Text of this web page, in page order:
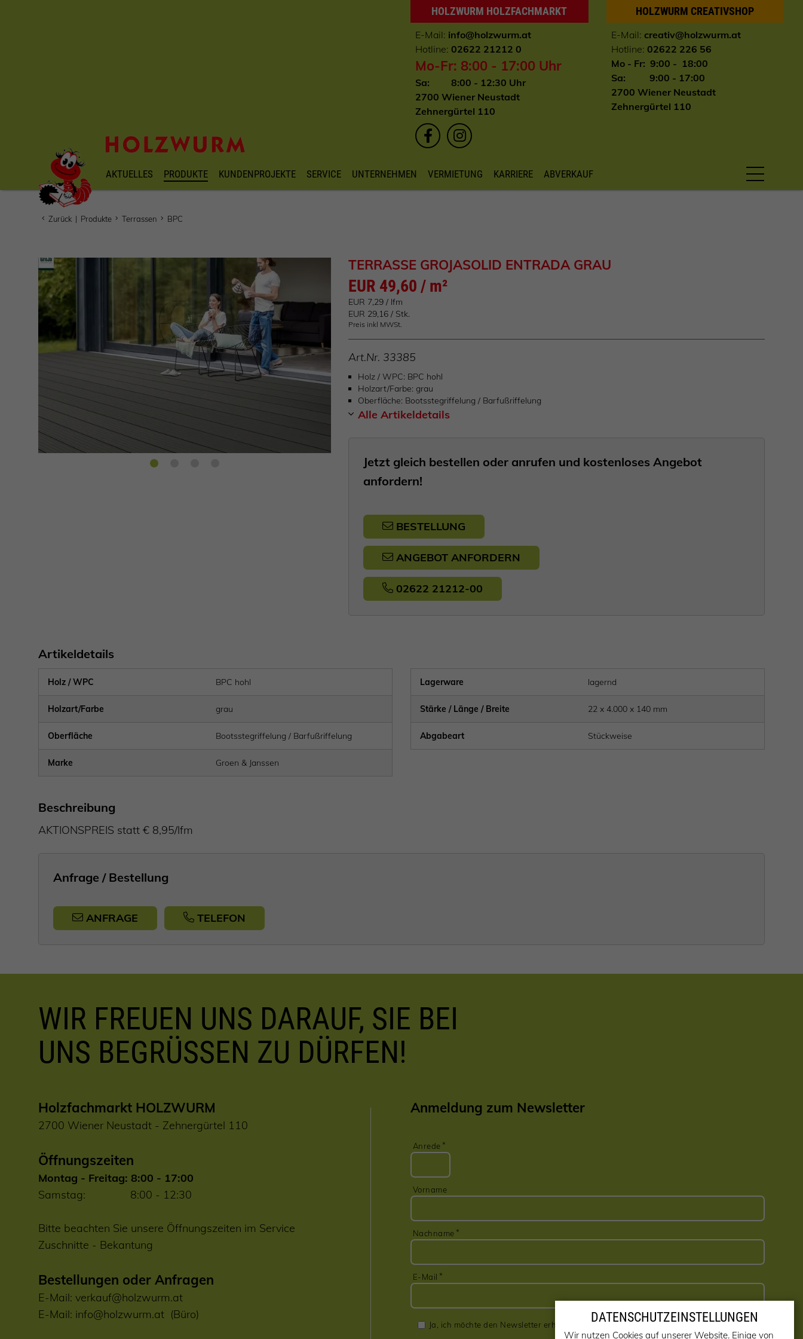
HOLZWURM HOLZFACHMARKT
E-Mail: info@holzwurm.at
Hotline: 02622 21212 0
Mo-Fr: 8:00 - 17:00 Uhr
Sa: 8:00 - 12:30 Uhr
2700 Wiener Neustadt
Zehnergürtel 110
HOLZWURM CREATIVSHOP
E-Mail: creativ@holzwurm.at
Hotline: 02622 226 56
Mo - Fr: 9:00 - 18:00
Sa: 9:00 - 17:00
2700 Wiener Neustadt
Zehnergürtel 110
AKTUELLES PRODUKTE KUNDENPROJEKTE SERVICE UNTERNEHMEN VERMIETUNG KARRIERE ABVERKAUF
Zurück | Produkte Terrassen BPC
TERRASSE GROJASOLID ENTRADA GRAU
EUR 49,60 / m²
EUR 7,29 / lfm
EUR 29,16 / Stk.
Preis inkl MWSt.
Art.Nr. 33385
Holz / WPC BPC hohl
Holzart/Farbe grau
Oberfläche Bootsstegriffelung / Barfußriffelung
Alle Artikeldetails
Jetzt gleich bestellen oder anrufen und kostenloses Angebot
anfordern!
BESTELLUNG
ANGEBOT ANFORDERN
02622 21212-00
Artikeldetails
Holz / WPC BPC hohl
Holzart/Farbe grau
Oberfläche Bootsstegriffelung / Barfußriffelung
Marke Groen & Janssen
Lagerware lagernd
Stärke / Länge / Breite 22 x 4.000 x 140 mm
Abgabeart Stückweise
Beschreibung
AKTIONSPREIS statt € 8,95/lfm
Anfrage / Bestellung
ANFRAGE TELEFON
WIR FREUEN UNS DARAUF, SIE BEI
UNS BEGRÜSSEN ZU DÜRFEN!
Holzfachmarkt HOLZWURM
2700 Wiener Neustadt - Zehnergürtel 110
Öffnungszeiten
Montag - Freitag: 8:00 - 17:00
Samstag: 8:00 - 12:30
Bitte beachten Sie unsere Öffnungszeiten im Service
Zuschnitte - Bekantung
Bestellungen oder Anfragen
E-Mail: verkauf@holzwurm.at
E-Mail: info@holzwurm.at (Büro)
Anmeldung zum Newsletter
Anrede
Vorname
Nachname
E-Mail
Ja, ich möchte den Newsletter erhalten! (kann jederzeit abbestellt werden)
DATENSCHUTZEINSTELLUNGEN
Wir nutzen Cookies auf unserer Website. Einige von